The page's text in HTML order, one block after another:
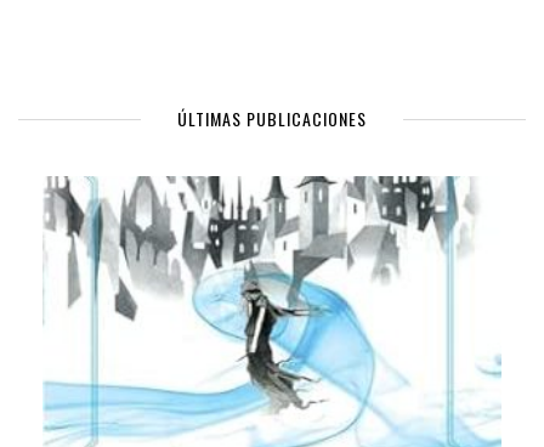
ÚLTIMAS PUBLICACIONES